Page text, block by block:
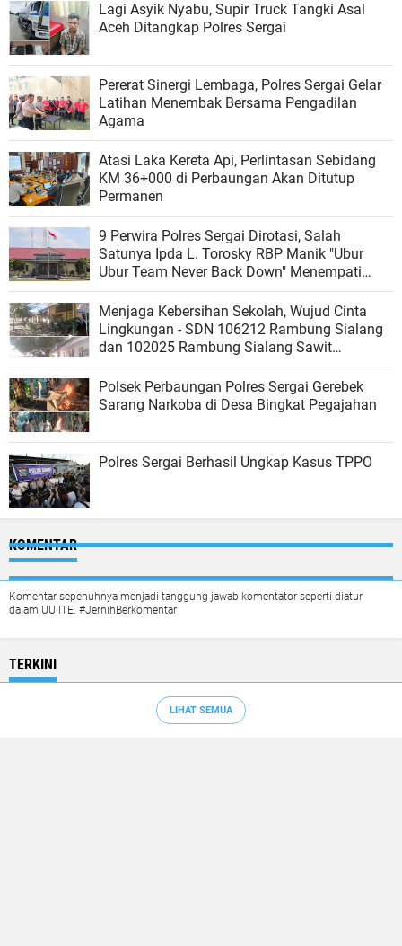
Lagi Asyik Nyabu, Supir Truck Tangki Asal
Aceh Ditangkap Polres Sergai
Pererat Sinergi Lembaga, Polres Sergai Gelar
Latihan Menembak Bersama Pengadilan
Agama
Atasi Laka Kereta Api, Perlintasan Sebidang
KM 36+000 di Perbaungan Akan Ditutup
Permanen
9 Perwira Polres Sergai Dirotasi, Salah
Satunya Ipda L. Torosky RBP Manik "Ubur
Ubur Team Never Back Down" Menempati
Polsek Dolok Masihul
Menjaga Kebersihan Sekolah, Wujud Cinta
Lingkungan - SDN 106212 Rambung Sialang
dan 102025 Rambung Sialang Sawit
Kecamatan Sei Rampah
Polsek Perbaungan Polres Sergai Gerebek
Sarang Narkoba di Desa Bingkat Pegajahan
Polres Sergai Berhasil Ungkap Kasus TPPO
KOMENTAR
Komentar sepenuhnya menjadi tanggung jawab komentator seperti diatur
dalam UU ITE. #JernihBerkomentar
TERKINI
LIHAT SEMUA